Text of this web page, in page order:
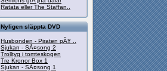
Ratata eller The Staffan..
Nyligen släppta DVD
Husbonden - Piraten pÃ¥ ..
Sjukan - SÃ¤song 2
Trolltyg i tomteskogen
Tre Kronor Box 1
Sjukan - SÃ¤song 1